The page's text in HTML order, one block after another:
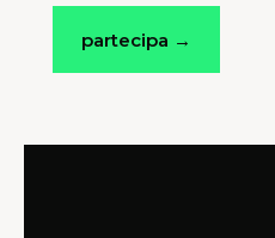
partecipa →